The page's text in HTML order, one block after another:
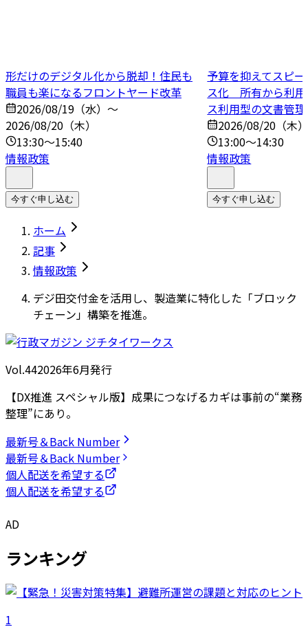
形だけのデジタル化から脱却！住民も
職員も楽になるフロントヤード改革
2026/08/19（水）～
2026/08/20（木）
13:30～15:40
情報政策
今すぐ申し込む
予算を抑えてスピ
ス化 所有から利用
ス利用型の文書管
2026/08/20（木
13:00～14:30
情報政策
今すぐ申し込む
ホーム
記事
情報政策
デジ田交付金を活用し、製造業に特化した「ブロック
チェーン」構築を推進。
Vol.442026年6月発行
【DX推進 スペシャル版】成果につなげるカギは事前の“業務
整理”にあり。
最新号＆Back Number
最新号＆Back Number
個人配送を希望する
個人配送を希望する
AD
ランキング
1